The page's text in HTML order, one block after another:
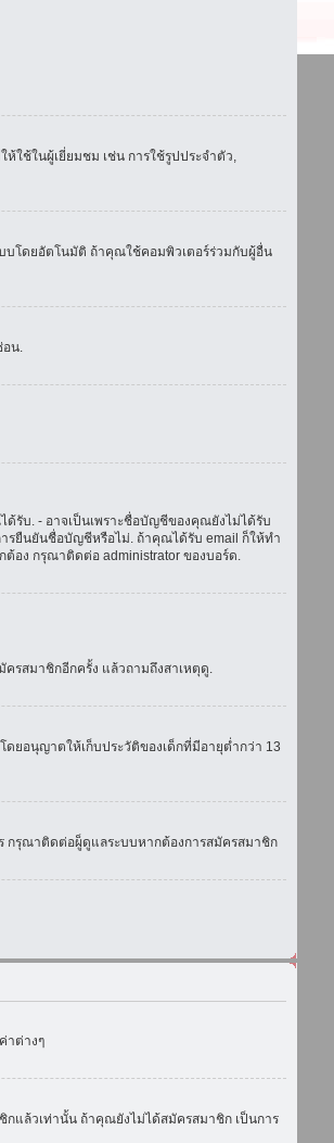
ช้ในผู้เยี่ยมชม เช่น การใช้รูปประจำตัว,
บโดยอัตโนมัติ ถ้าคุณใช้คอมพิวเตอร์ร่วมกับผู้อื่น
อน.
รับ. - อาจเป็นเพราะชื่อบัญชีของคุณยังไม่ได้รับ
รยืนยันชื่อบัญชีหรือไม่. ถ้าคุณได้รับ email ก็ให้ทำ
อง กรุณาติดต่อ administrator ของบอร์ด.
รสมาชิกอีกครั้ง แล้วถามถึงสาเหตุดู.
ดยอนุญาตให้เก็บประวัติของเด็กที่มีอายุต่ำกว่า 13
กรุณาติดต่อผู็ดูแลระบบหากต้องการสมัครสมาชิก
าต่างๆ
แล้วเท่านั้น ถ้าคุณยังไม่ได้สมัครสมาชิก เป็นการ